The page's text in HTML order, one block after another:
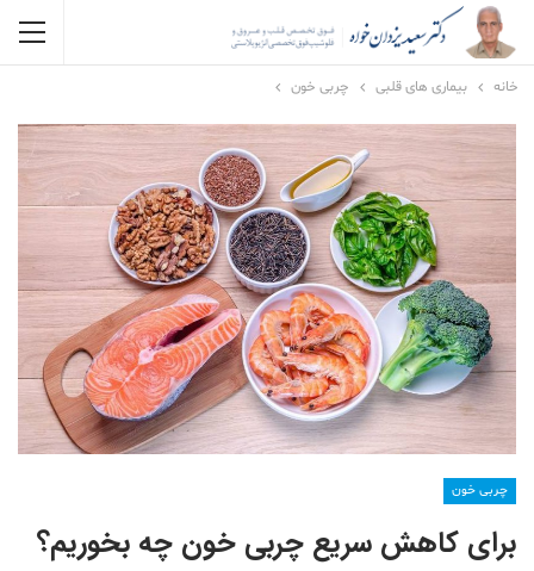
خانه بیماری های قلبی چربی خون
چربی خون
برای کاهش سریع چربی خون چه بخوریم؟